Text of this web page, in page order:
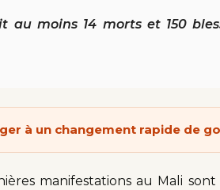
moins 14 morts et 150
à un changement rapide de
manifestations au Mali